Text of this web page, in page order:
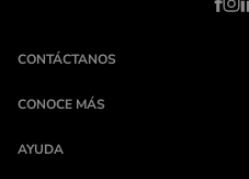
CONTÁCTANOS
CONOCE MÁS
AYUDA